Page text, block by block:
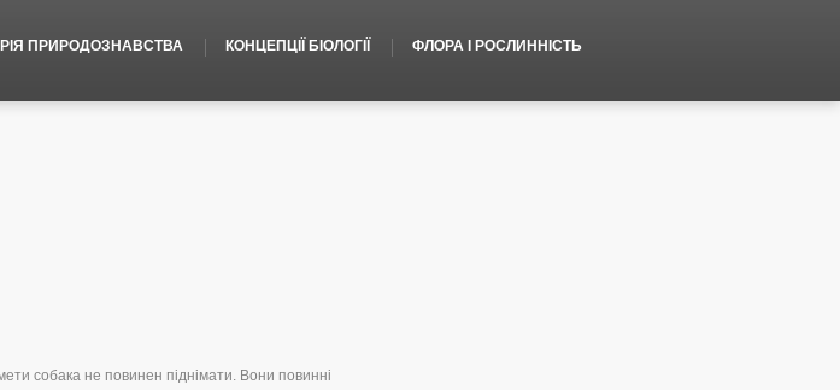
ПРИРОДОЗНАВСТВА КОНЦЕПЦІЇ БІОЛОГІЇ ФЛОРА І РОСЛИННІСТЬ
собака не повинен піднімати. Вони повинні